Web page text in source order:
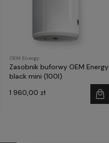
OEM Energy
Zasobnik buforwy OEM Energy
black mini (100l)
1 960,00 zł